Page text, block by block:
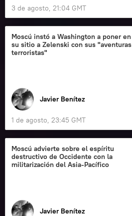
3 de agosto, 21:04 GMT
Moscú instó a Washington a poner en
su sitio a Zelenski con sus "aventuras
terroristas"
Javier Benítez
1 de agosto, 23:45 GMT
Moscú advierte sobre el espíritu
destructivo de Occidente con la
militarización del Asia-Pacífico
Javier Benítez